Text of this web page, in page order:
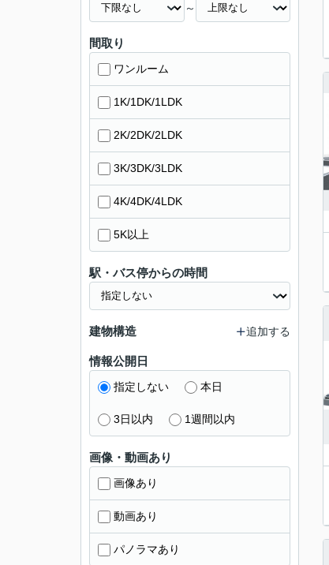
～
間取り
ワンルーム
1K/1DK/1LDK
2K/2DK/2LDK
3K/3DK/3LDK
4K/4DK/4LDK
5K以上
駅・バス停からの時間
建物構造 追加する
情報公開日
指定しない 本日
3日以内 1週間以内
画像・動画あり
画像あり
動画あり
パノラマあり